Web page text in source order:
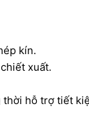
kín.
xuất.
thời hỗ trợ tiết